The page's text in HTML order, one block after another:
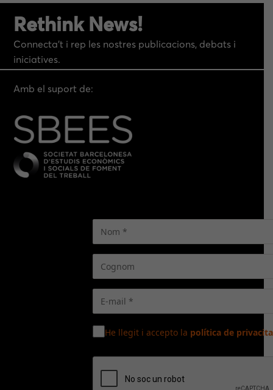
Rethink News!
Connecta’t i rep les nostres publicacions, debats i
iniciatives.
Amb el suport de:
He llegit i accepto la política de